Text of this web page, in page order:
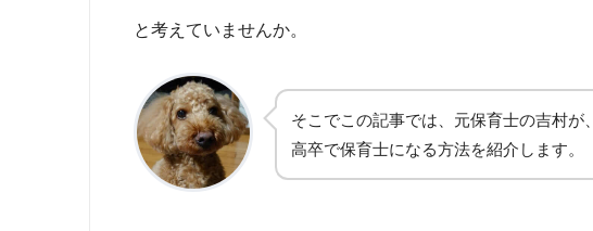
と考えていませんか。
そこでこの記事では、元保育士の吉村が、
高卒で保育士になる方法を紹介します。